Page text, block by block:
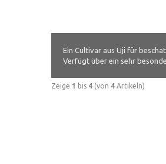
Ein Cultivar aus Uji für
Verfügt über ein sehr
Zeige 1 bis 4 (von 4 Artikeln)